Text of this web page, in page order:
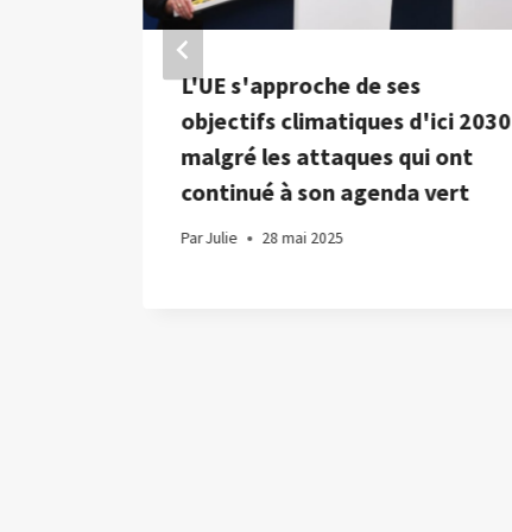
L'UE s'approche de ses
objectifs climatiques d'ici 2030
malgré les attaques qui ont
continué à son agenda vert
ParJulie 28 mai 2025